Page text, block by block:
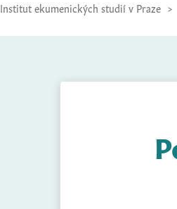
Institut ekumenických studií v Praze